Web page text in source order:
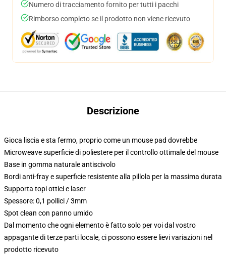
Numero di tracciamento fornito per tutti i pacchi
Rimborso completo se il prodotto non viene ricevuto
Descrizione
Gioca liscia e sta fermo, proprio come un mouse pad dovrebbe
Microweave superficie di poliestere per il controllo ottimale del mouse
Base in gomma naturale antiscivolo
Bordi anti-fray e superficie resistente alla pillola per la massima durata
Supporta topi ottici e laser
Spessore: 0,1 pollici / 3mm
Spot clean con panno umido
Dal momento che ogni elemento è fatto solo per voi dal vostro
appagante di terze parti locale, ci possono essere lievi variazioni nel
prodotto ricevuto